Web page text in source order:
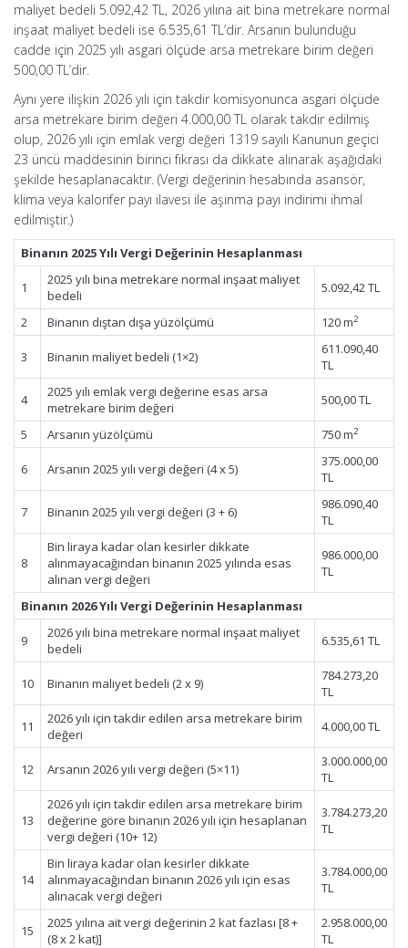
maliyet bedeli 5.092,42 TL, 2026 yılına ait bina metrekare normal
inşaat maliyet bedeli ise 6.535,61 TL’dir. Arsanın bulunduğu
cadde için 2025 yılı asgari ölçüde arsa metrekare birim değeri
500,00 TL’dir.
Aynı yere ilişkin 2026 yılı için takdir komisyonunca asgari ölçüde
arsa metrekare birim değeri 4.000,00 TL olarak takdir edilmiş
olup, 2026 yılı için emlak vergi değeri 1319 sayılı Kanunun geçici
23 üncü maddesinin birinci fıkrası da dikkate alınarak aşağıdaki
şekilde hesaplanacaktır. (Vergi değerinin hesabında asansör,
klima veya kalorifer payı ilavesi ile aşınma payı indirimi ihmal
edilmiştir.)
Binanın 2025 Yılı Vergi Değerinin Hesaplanması
1
2025 yılı bina metrekare normal inşaat maliyet
bedeli
5.092,42 TL
2 Binanın dıştan dışa yüzölçümü 120 m2
3 Binanın maliyet bedeli (1×2)
611.090,40
TL
4
2025 yılı emlak vergi değerine esas arsa
metrekare birim değeri
500,00 TL
5 Arsanın yüzölçümü 750 m2
6 Arsanın 2025 yılı vergi değeri (4 x 5)
375.000,00
TL
7 Binanın 2025 yılı vergi değeri (3 + 6)
986.090,40
TL
8
Bin liraya kadar olan kesirler dikkate
alınmayacağından binanın 2025 yılında esas
alınan vergi değeri
986.000,00
TL
Binanın 2026 Yılı Vergi Değerinin Hesaplanması
9
2026 yılı bina metrekare normal inşaat maliyet
bedeli
6.535,61 TL
10 Binanın maliyet bedeli (2 x 9)
784.273,20
TL
11
2026 yılı için takdir edilen arsa metrekare birim
değeri
4.000,00 TL
12 Arsanın 2026 yılı vergi değeri (5×11)
3.000.000,00
TL
13
2026 yılı için takdir edilen arsa metrekare birim
değerine göre binanın 2026 yılı için hesaplanan
vergi değeri (10+ 12)
3.784.273,20
TL
14
Bin liraya kadar olan kesirler dikkate
alınmayacağından binanın 2026 yılı için esas
alınacak vergi değeri
3.784.000,00
TL
15
2025 yılına ait vergi değerinin 2 kat fazlası [8 +
(8 x 2 kat)]
2.958.000,00
TL